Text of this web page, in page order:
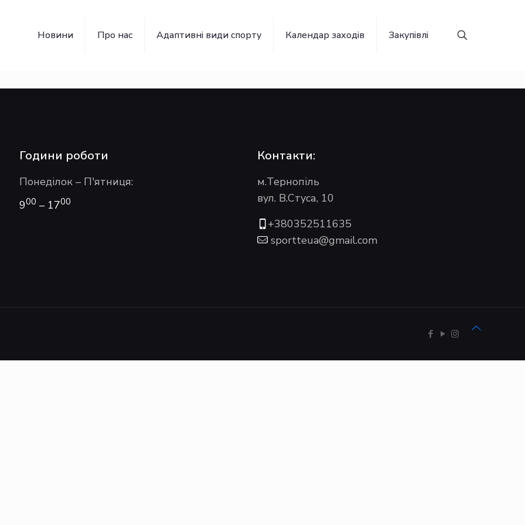
Новини Про нас Адаптивні види спорту Календар заходів Закупівлі
Години роботи
Понеділок – П'ятниця:
900 – 1700
Контакти:
м.Тернопіль
вул. В.Стуса, 10
+380352511635
sportteua@gmail.com